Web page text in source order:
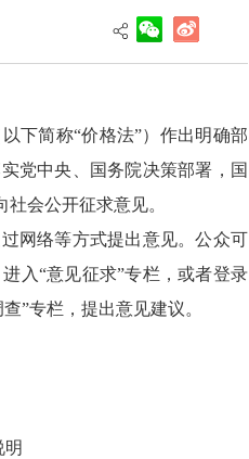
下简称“价格法”）作出明确部
党中央、国务院决策部署，国
会公开征求意见。
网络等方式提出意见。公众可
入“意见征求”专栏，或者登录
”专栏，提出意见建议。